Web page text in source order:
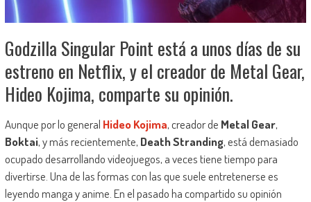
Godzilla Singular Point está a unos días de su
estreno en Netflix, y el creador de Metal Gear,
Hideo Kojima, comparte su opinión.
Aunque por lo general Hideo Kojima, creador de Metal Gear,
Boktai, y más recientemente, Death Stranding, está demasiado
ocupado desarrollando videojuegos, a veces tiene tiempo para
divertirse. Una de las formas con las que suele entretenerse es
leyendo manga y anime. En el pasado ha compartido su opinión